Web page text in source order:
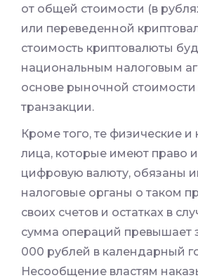
от общей стоимости (в
или переведенной
стоимость криптовалюты
национальным налоговым
основе рыночной
транзакции.
Кроме того, те физические
лица, которые имеют право
цифровую валюту, обязаны
налоговые органы о таком
своих счетов и остатках в
сумма операций превышает
000 рублей в календарный
Несообщение властям